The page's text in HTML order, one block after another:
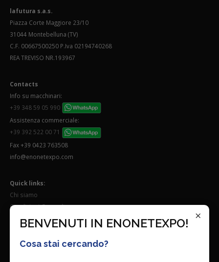
×
BENVENUTI IN ENONETEXPO!
Cosa stai cercando?
lafutura s.a.s.
Piazza Corte Maggiore 23/10
31044 Montebelluna (TV)
C.F. 00667500250 P.Iva 02194740268
REA TREVISO NR.193967
Contacts
Info su macchinari:
+39 348 59 05 990
Assistenza commerciale:
+39 392 522 00 71
Fax +39 0423 763508
info@enonetexpo.com
Quick links:
Chi siamo
Condizioni Generali
Lavora con noi
Seguici su: